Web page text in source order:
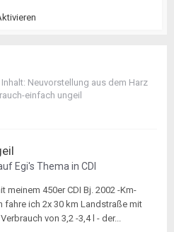
Neuvorstellung aus dem Harz
einfach ungeil
Egi's Thema in CDI
meinem 450er CDI Bj. 2002 -Km-
fahre ich 2x 30 km Landstraße mit
von 3,2 -3,4 l - der...